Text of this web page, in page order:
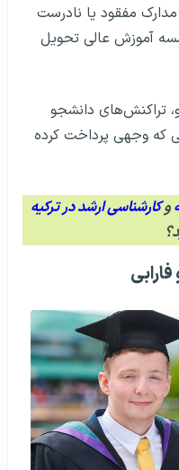
مفقود یا نادرست
آموزش عالی تحویل
تراکنش‌های دانشجو
که وجهی پرداخت کرده
وکارشناسی ارشد در ترکیه